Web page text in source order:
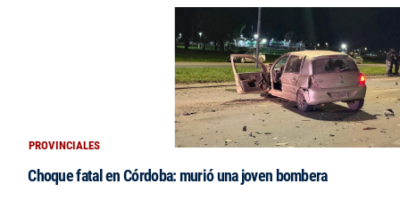
PROVINCIALES
Choque fatal en Córdoba: murió una joven bombera